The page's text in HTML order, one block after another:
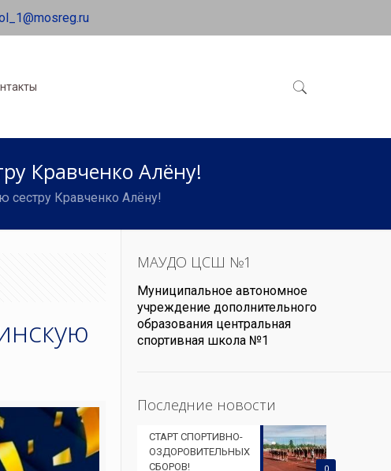
Кравченко Алёну!
Кравченко Алёну!
МАУДО ЦСШ №1
Муниципальное автономное
учреждение дополнительного
образования центральная
спортивная школа №1
Последние новости
СТАРТ СПОРТИВНО-
ОЗДОРОВИТЕЛЬНЫХ
СБОРОВ!